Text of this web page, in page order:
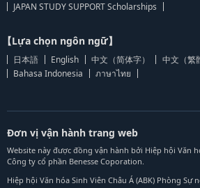
JAPAN STUDY SUPPORT Scholarships
【Lựa chọn ngôn ngữ】
日本語 English 中文（简体字） 中文（繁
Bahasa Indonesia
ภาษาไทย
Đơn vị vận hành trang web
Website này được đồng vận hành bởi Hiệp hội Văn
Công ty cổ phần Benesse Coporation.
Hiệp hội Văn hóa Sinh Viên Châu Á (ABK) Phòng Sự